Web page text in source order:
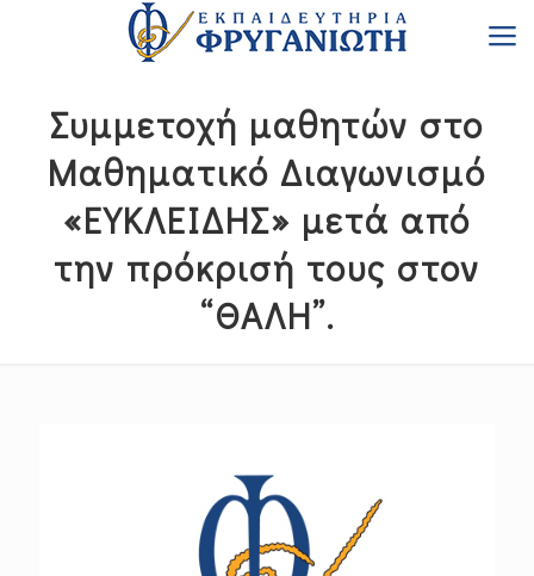
Συμμετοχή μαθητών στο
Μαθηματικό Διαγωνισμό
«ΕΥΚΛΕΙΔΗΣ» μετά από
την πρόκρισή τους στον
“ΘΑΛΗ”.